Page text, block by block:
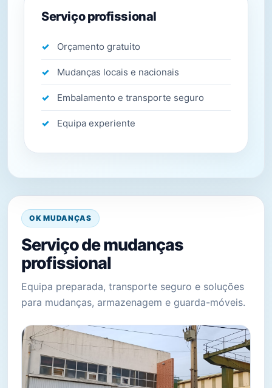
Serviço profissional
Orçamento gratuito
Mudanças locais e nacionais
Embalamento e transporte seguro
Equipa experiente
OK MUDANÇAS
Serviço de mudanças
profissional
Equipa preparada, transporte seguro e soluções
para mudanças, armazenagem e guarda-móveis.